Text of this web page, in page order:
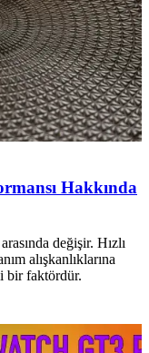
Hakkında
değişir. Hızlı
alışkanlıklarına
bir faktördür.